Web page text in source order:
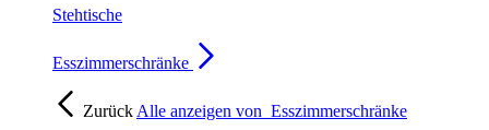
Stehtische
Esszimmerschränke
Zurück Alle anzeigen von Esszimmerschränke